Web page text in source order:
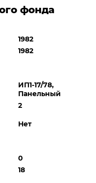
фонда
1982
1982
ИП1-17/78,
Панельный
2
Нет
0
18